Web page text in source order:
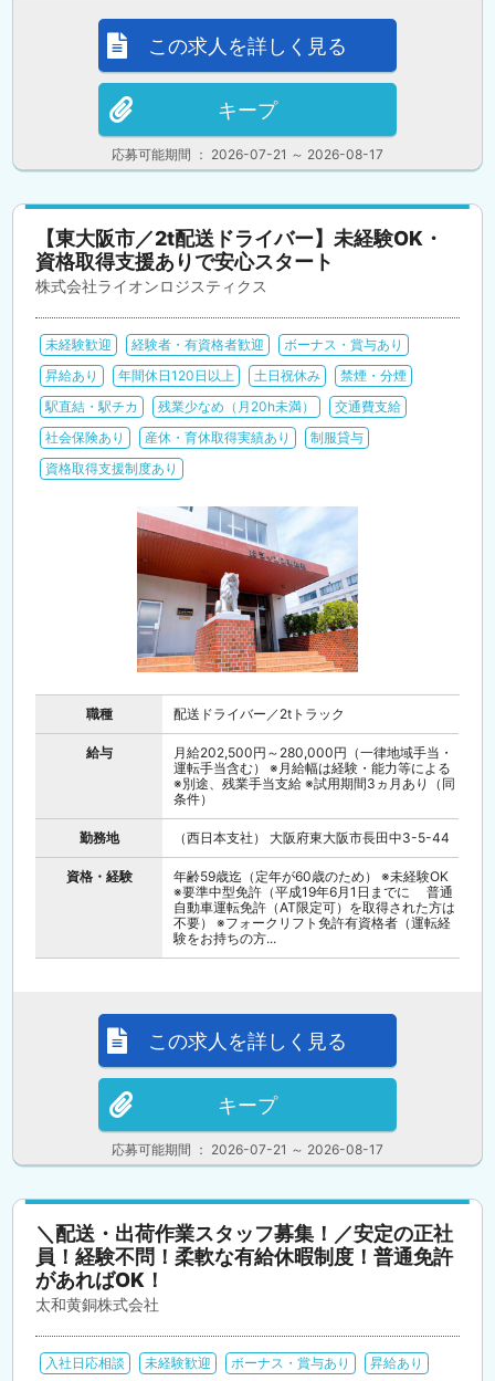
応募可能期間 ： 2026-07-21 ～ 2026-08-17
この求人を詳しく見る
キープ
【東大阪市／2t配送ドライバー】未経験OK・
資格取得支援ありで安心スタート
株式会社ライオンロジスティクス
未経験歓迎 経験者・有資格者歓迎
ボーナス・賞与あり
昇給あり
年間休日120日以上 土日祝休み
禁煙・分煙
駅直結・駅チカ
残業少なめ（月20h未満）
交通費支給
社会保険あり
産休・育休取得実績あり
制服貸与
資格取得支援制度あり
職種 配送ドライバー／2tトラック
給与
月給202,500円～280,000円（一律地域手当・
運転手当含む） ※月給幅は経験・能力等による
※別途、残業手当支給 ※試用期間3ヵ月あり（同
条件）
勤務地 （西日本支社） 大阪府東大阪市長田中3-5-44
資格・経験
年齢59歳迄（定年が60歳のため） ※未経験OK
※要準中型免許（平成19年6月1日までに 普通
自動車運転免許（AT限定可）を取得された方は
不要） ※フォークリフト免許有資格者（運転経
験をお持ちの方...
応募可能期間 ： 2026-07-21 ～ 2026-08-17
この求人を詳しく見る
キープ
＼配送・出荷作業スタッフ募集！／安定の正社
員！経験不問！柔軟な有給休暇制度！普通免許
があればOK！
太和黄銅株式会社
入社日応相談 未経験歓迎 ボーナス・賞与あり 昇給あり